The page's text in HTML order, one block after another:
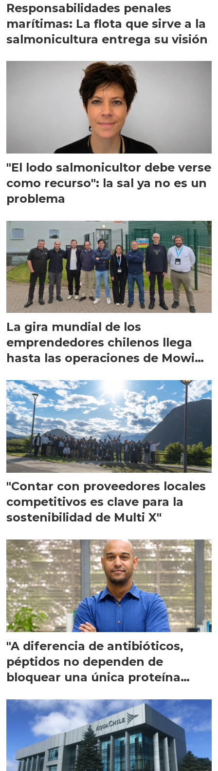
Responsabilidades penales
marítimas: La flota que sirve a la
salmonicultura entrega su visión
"El lodo salmonicultor debe verse
como recurso": la sal ya no es un
problema
La gira mundial de los
emprendedores chilenos llega
hasta las operaciones de Mowi
"Contar con proveedores locales
competitivos es clave para la
sostenibilidad de Multi X"
"A diferencia de antibióticos,
péptidos no dependen de
bloquear una única proteína